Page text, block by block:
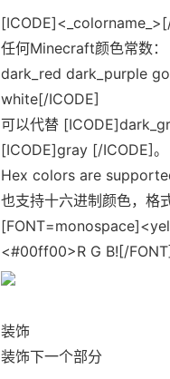
任何Minecraft颜色常数
dark_red dark_purple
white[/ICODE]
可以代替
[ICODE]gray [/ICODE]。
Hex colors are
也支持十六进制颜色，格
<#00ff00>R G B![/FONT]
装饰
装饰下一个部分